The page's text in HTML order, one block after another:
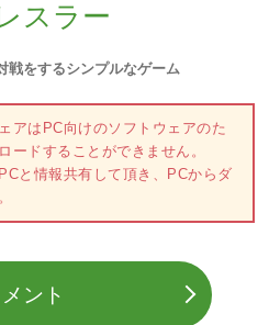
スラー
戦をするシンプルなゲーム
アはPC向けのソフトウェアのた
ードすることができません。
と情報共有して頂き、PCからダ
ント